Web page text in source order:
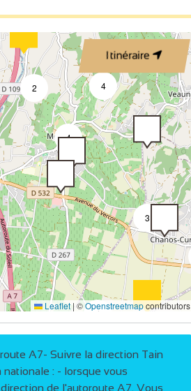
Itinéraire
4
3
4
4
2
Leaflet | ©Openstreetmapcontributors
A7- Suivre la direction Tain
: - lorsque vous
de l'autoroute A7. Vous